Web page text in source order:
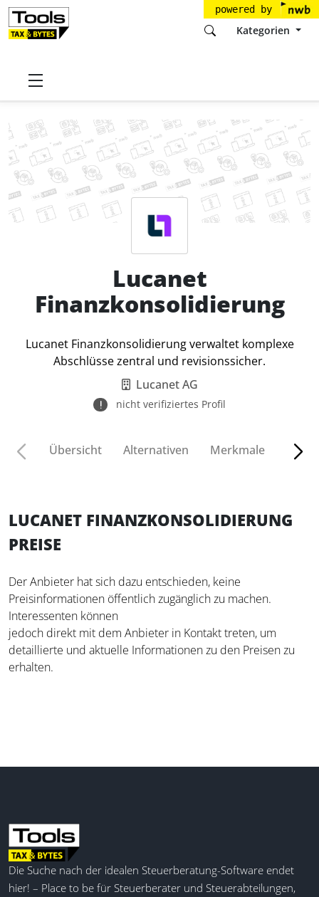
powered by
Kategorien
Startseite
Lucanet
Finanzkonsolidierung
Lucanet Finanzkonsolidierung verwaltet komplexe
Abschlüsse zentral und revisionssicher.
Lucanet AG
nicht verifiziertes Profil
Übersicht Alternativen Merkmale
LUCANET FINANZKONSOLIDIERUNG
PREISE
Der Anbieter hat sich dazu entschieden, keine
Preisinformationen öffentlich zugänglich zu machen.
Interessenten können
jedoch direkt mit dem Anbieter in Kontakt treten, um
detaillierte und aktuelle Informationen zu den Preisen zu
erhalten.
Die Suche nach der idealen Steuerberatung-Software endet
hier! – Place to be für Steuerberater und Steuerabteilungen,